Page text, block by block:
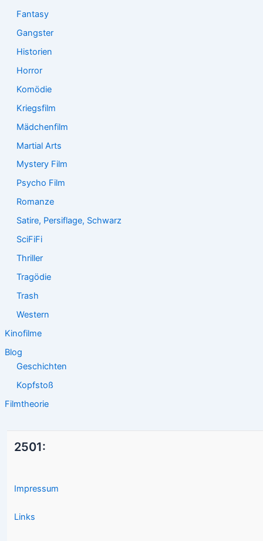
Fantasy
Gangster
Historien
Horror
Komödie
Kriegsfilm
Mädchenfilm
Martial Arts
Mystery Film
Psycho Film
Romanze
Satire, Persiflage, Schwarz
SciFiFi
Thriller
Tragödie
Trash
Western
Kinofilme
Blog
Geschichten
Kopfstoß
Filmtheorie
2501:
Impressum
Links